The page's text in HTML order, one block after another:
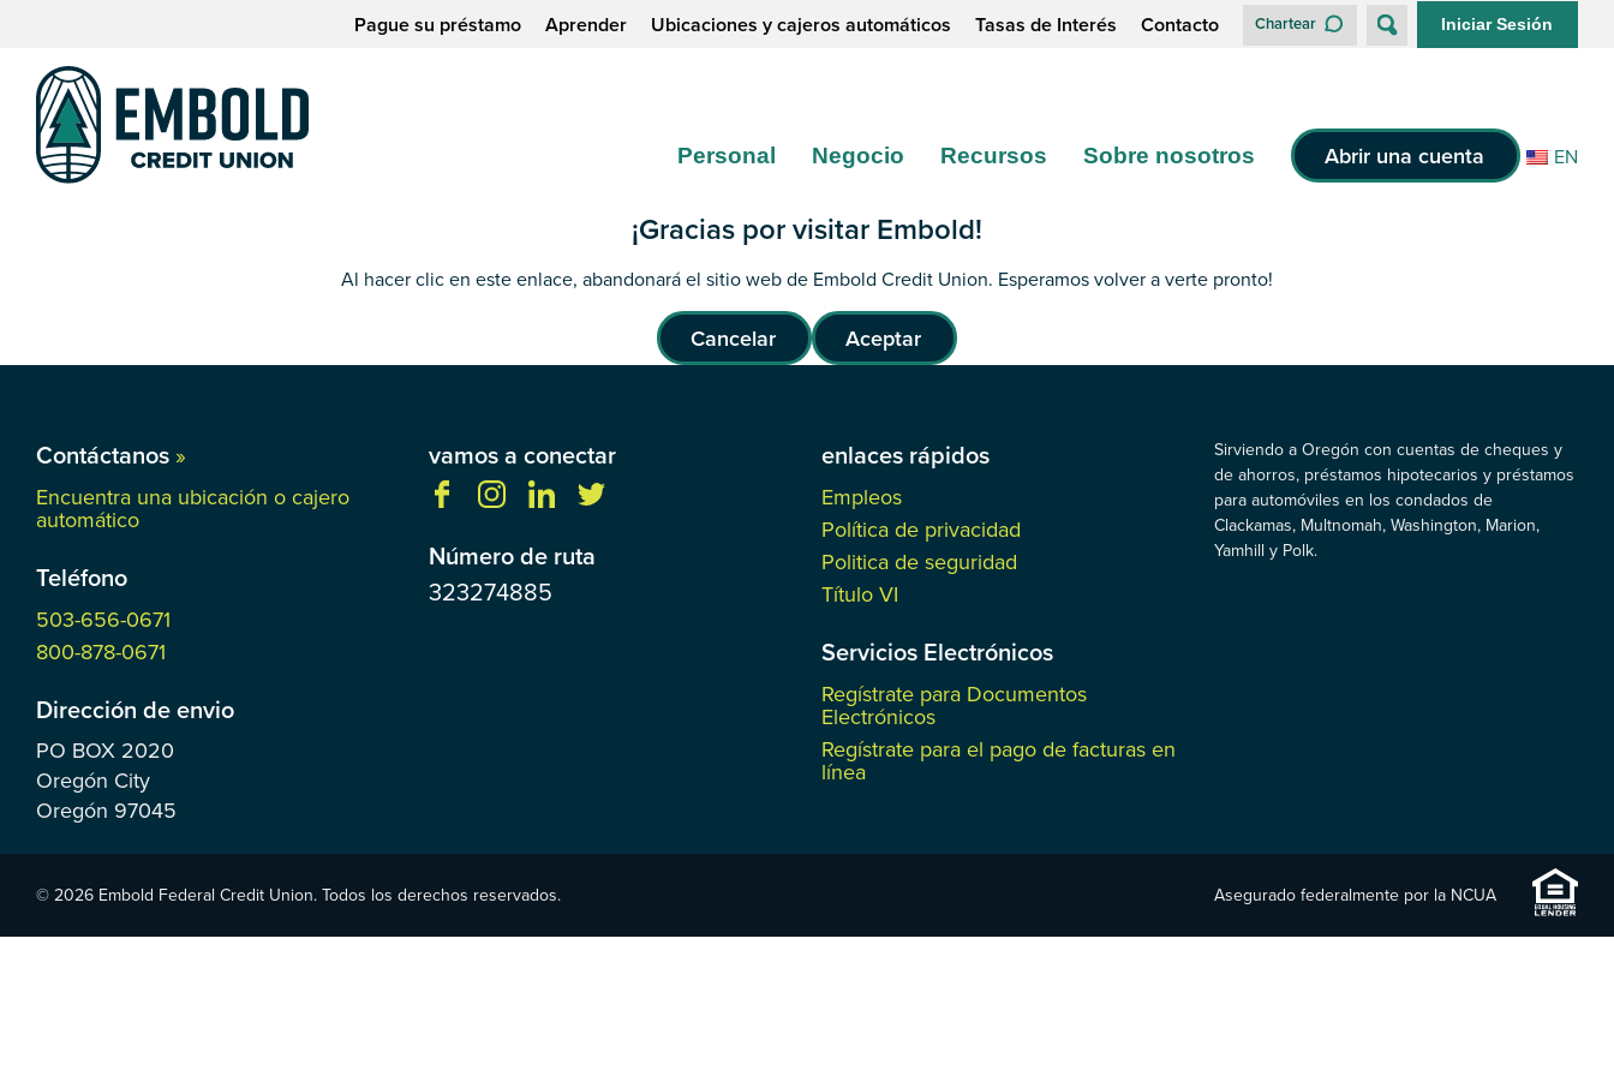
contenido
sesión
Pague su préstamo Aprender Ubicaciones y cajeros automáticos Tasas de Interés Contacto Chartear Iniciar Sesión
Personal Negocio Recursos Sobre nosotros Abrir una cuenta EN
¡Gracias por visitar Embold!
Al hacer clic en este enlace, abandonará el sitio web de Embold Credit Union. Esperamos volver a verte pronto!
Cancelar Aceptar
Contáctanos »
Encuentra una ubicación o cajero
automático
Teléfono
503-656-0671
800-878-0671
Dirección de envio
PO BOX 2020
Oregón City
Oregón 97045
vamos a conectar
Número de ruta
323274885
enlaces rápidos
Empleos
Política de privacidad
Politica de seguridad
Título VI
Servicios Electrónicos
Regístrate para Documentos
Electrónicos
Regístrate para el pago de facturas en
línea
Sirviendo a Oregón con cuentas de cheques y
de ahorros, préstamos hipotecarios y préstamos
para automóviles en los condados de
Clackamas, Multnomah, Washington, Marion,
Yamhill y Polk.
© 2026 Embold Federal Credit Union. Todos los derechos reservados. Asegurado federalmente por la NCUA